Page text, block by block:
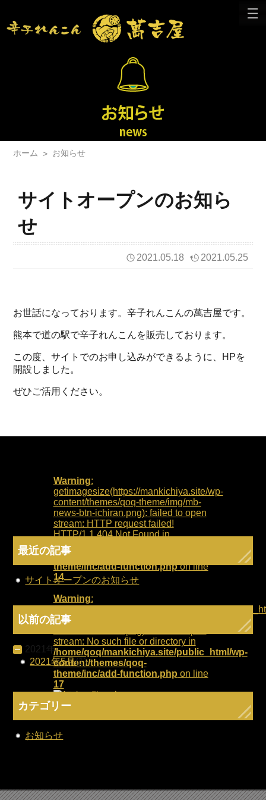
ホーム > お知らせ
サイトオープンのお知ら
せ
2021.05.18 2021.05.25
お世話になっております。辛子れんこんの萬吉屋です。
熊本で道の駅で辛子れんこんを販売しております。
この度、サイトでのお申し込みができるように、HPを
開設しました。
ぜひご活用ください。
Warning:
getimagesize(https://mankichiya.site/wp-
content/themes/qoq-theme/img/mb-
news-btn-ichiran.png): failed to open
stream: HTTP request failed!
HTTP/1.1 404 Not Found in
/home/qoq/mankichiya.site/public_html/wp-
content/themes/qoq-
theme/inc/add-function.phpon line
14
Warning:
getimagesize(/home/qoq/mankichiya.site/
content/themes/qoq-theme/img/mb-
stream: No such file or directory in
/home/qoq/mankichiya.site/public_html/wp-
content/themes/qoq-
theme/inc/add-function.php on line
17
最近の記事
サイトオープンのお知らせ
以前の記事
2021年
2021年5月(1)
カテゴリー
お知らせ